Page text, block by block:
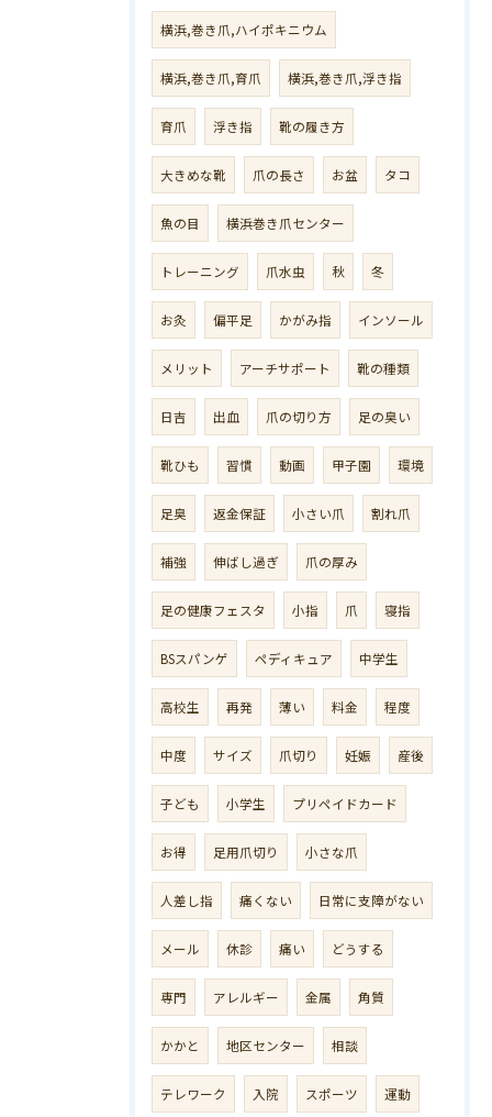
横浜,巻き爪,ハイポキニウム
横浜,巻き爪,育爪 横浜,巻き爪,浮き指
育爪 浮き指 靴の履き方
大きめな靴 爪の長さ お盆 タコ
魚の目 横浜巻き爪センター
トレーニング 爪水虫 秋 冬
お灸 偏平足 かがみ指 インソール
メリット アーチサポート 靴の種類
日吉 出血 爪の切り方 足の臭い
靴ひも 習慣 動画 甲子園 環境
足臭 返金保証 小さい爪 割れ爪
補強 伸ばし過ぎ 爪の厚み
足の健康フェスタ 小指 爪 寝指
BSスパンゲ ペディキュア 中学生
高校生 再発 薄い 料金 程度
中度 サイズ 爪切り 妊娠 産後
子ども 小学生 プリペイドカード
お得 足用爪切り 小さな爪
人差し指 痛くない 日常に支障がない
メール 休診 痛い どうする
専門 アレルギー 金属 角質
かかと 地区センター 相談
テレワーク 入院 スポーツ 運動